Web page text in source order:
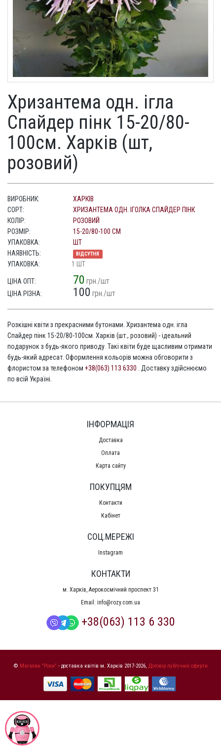
Хризантема одн. ігла
Спайдер пінк 15-20/80-
100см. Харків (шт,
розовий)
ВИРОБНИК:
ХАРКІВ
СОРТ:
ХРИЗАНТЕМА ОДН. ІГОЛКА СПАЙДЕР ПІНК
КОЛІР:
РОЗОВИЙ
РОЗМІР:
15-20/80-100 СМ
УПАКОВКА:
ШТ
НАЯВНІСТЬ:
ВІДСУТНЯ
УПАКОВКА: 1 ШТ
ЦІНА ОПТ: 70 грн./шт
ЦІНА РІЗНА: 100 грн./шт
Розкішні квіти з прекрасними бутонами. Хризантема одн. ігла
Спайдер пінк 15-20/80-100см. Харків (шт., розовий) - ідеальний
подарунок з будь-якого приводу. Такі квіти буде щасливим отримати
будь-який адресат. Оформлення кольорів можна обговорити з
флористом за телефоном +38(063) 113 6330 . Доставку здійснюємо
по всій Україні.
ІНФОРМАЦІЯ
Доставка
Оплата
Карта сайту
ПОКУПЦЯМ
Контакти
Кабінет
СОЦ.МЕРЕЖІ
Instagram
КОНТАКТИ
м. Харків, Аерокосмічний проспект 31
Email: info@rozy.com.ua
+38(063) 113 6 330
© Магазин "Рози" - доставка квітів м. Харків 2017-2026, Договір публічної оферти